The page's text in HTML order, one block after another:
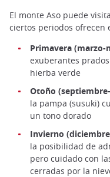
El monte Aso puede
ciertos periodos ofrecen
Primavera (marzo-
exuberantes
hierba verde
Otoño
la pampa (susuki)
un tono dorado
Invierno
la posibilidad de
pero cuidado con
cerradas por la